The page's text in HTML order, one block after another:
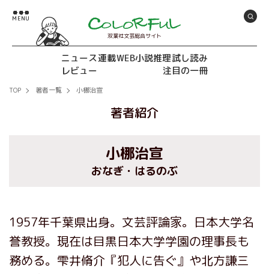
双葉社文芸総合サイト
ニュース連載WEB小説推理試し読み
レビュー
注目の一冊
TOP 著者一覧 小梛治宣
著者紹介
小梛治宣
おなぎ・はるのぶ
1957年千葉県出身。文芸評論家。日本大学名
誉教授。現在は目黒日本大学学園の理事長も
務める。雫井脩介『犯人に告ぐ』や北方謙三